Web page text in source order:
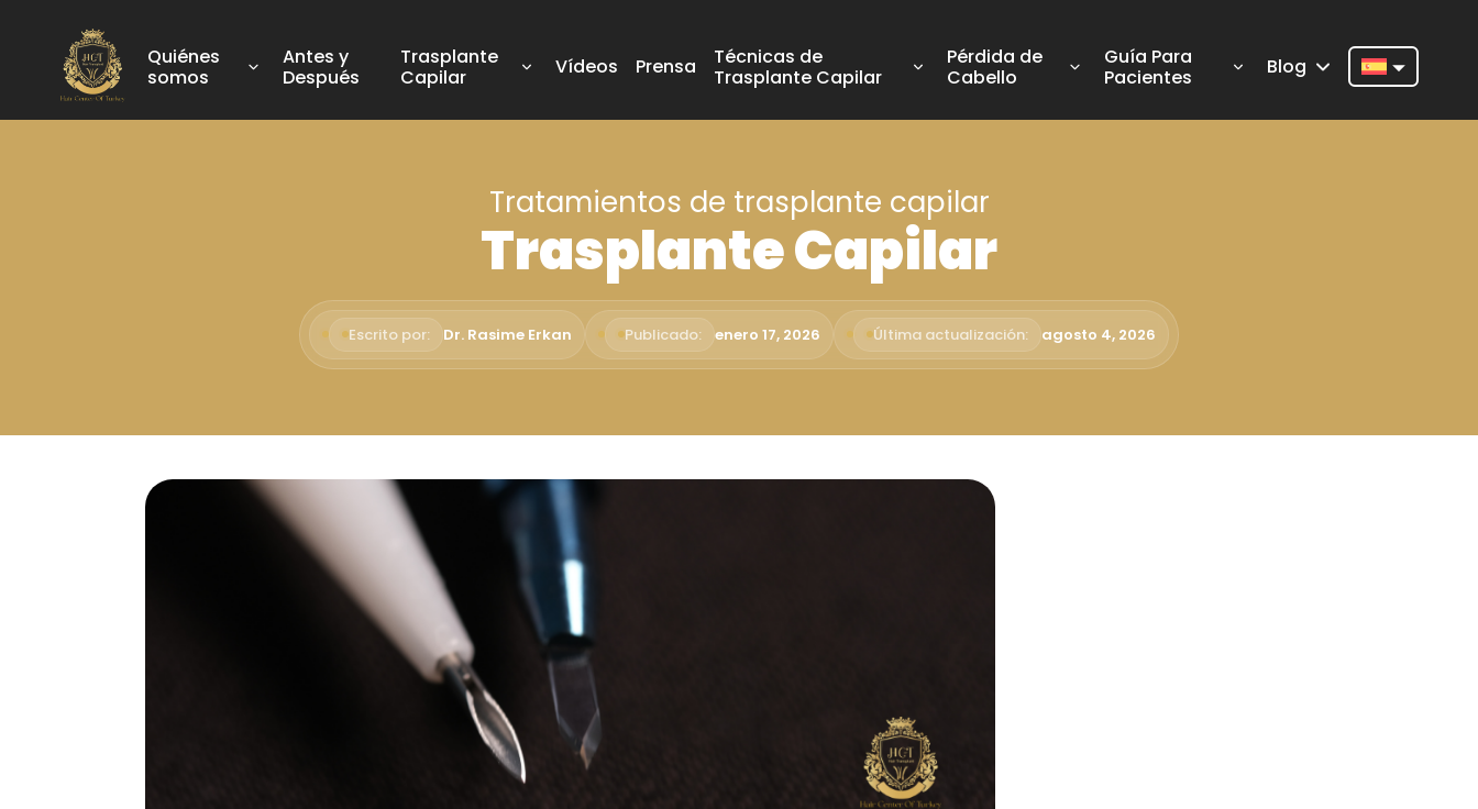
Quiénes
somos
Antes y
Después
Trasplante
Capilar
Vídeos Prensa
Técnicas de
Trasplante Capilar
Pérdida de
Cabello
Guía Para
Pacientes
Blog
Tratamientos de trasplante capilar
Trasplante Capilar
Escrito por: Dr. Rasime Erkan Publicado: enero 17, 2026 Última actualización: agosto 4, 2026